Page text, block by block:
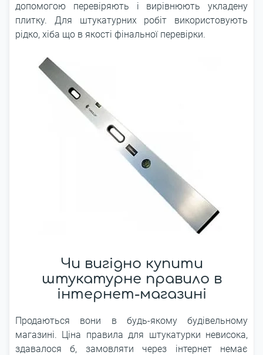
допомогою перевіряють і вирівнюють укладену
плитку. Для штукатурних робіт використовують
рідко, хіба що в якості фінальної перевірки.
Чи вигідно купити
штукатурне правило в
інтернет-магазині
Продаються вони в будь-якому будівельному
магазині. Ціна правила для штукатурки невисока,
здавалося б, замовляти через інтернет немає